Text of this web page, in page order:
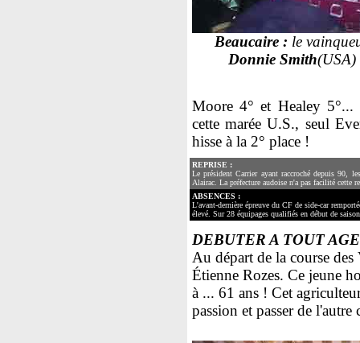
Beaucaire : le
Donnie Smith(USA)
Moore 4° et Healey 5°...
cette marée U.S., seul
hisse à la 2° place !
REPRISE :
Le président Carrier ayant raccroché depuis 90,
Alairac. La préfecture audoise n'a pas facilité cette
ABSENCES :
L'avant-dernière épreuve du CF de side-car
élevé. Sur 28 équipages qualifiés en début de
DEBUTER A TOUT
Au départ de la course
Étienne Rozes. Ce jeune
à ... 61 ans ! Cet
passion et passer de